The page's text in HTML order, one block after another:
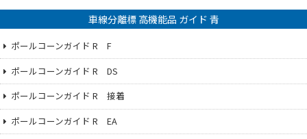
車線分離標 高機能品 ガイド 青
ポールコーンガイド R F
ポールコーンガイド R DS
ポールコーンガイド R 接着
ポールコーンガイド R EA